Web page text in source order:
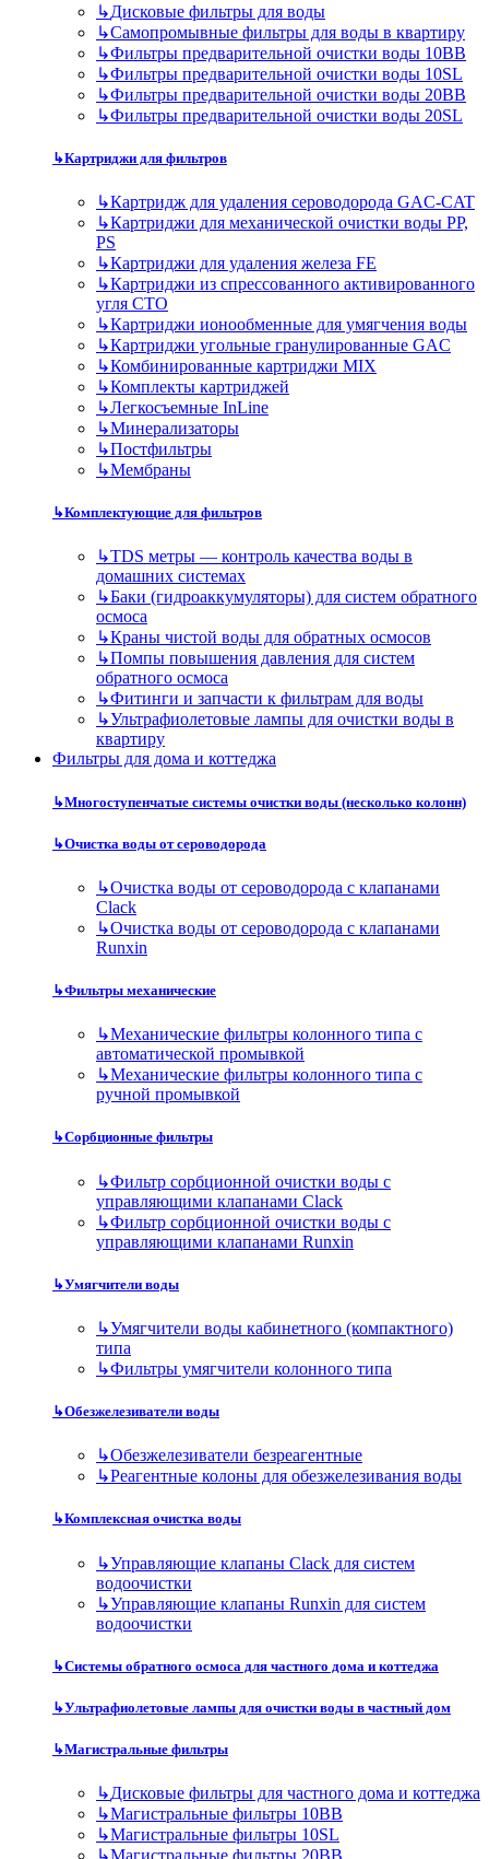
↳Дисковые фильтры для воды
↳Самопромывные фильтры для воды в квартиру
↳Фильтры предварительной очистки воды 10BB
↳Фильтры предварительной очистки воды 10SL
↳Фильтры предварительной очистки воды 20BB
↳Фильтры предварительной очистки воды 20SL
↳Картриджи для фильтров
↳Картридж для удаления сероводорода GAC-CAT
↳Картриджи для механической очистки воды PP,
PS
↳Картриджи для удаления железа FE
↳Картриджи из спрессованного активированного
угля CTO
↳Картриджи ионообменные для умягчения воды
↳Картриджи угольные гранулированные GAC
↳Комбинированные картриджи MIX
↳Комплекты картриджей
↳Легкосъемные InLine
↳Минерализаторы
↳Постфильтры
↳Мембраны
↳Комплектующие для фильтров
↳TDS метры — контроль качества воды в
домашних системах
↳Баки (гидроаккумуляторы) для систем обратного
осмоса
↳Краны чистой воды для обратных осмосов
↳Помпы повышения давления для систем
обратного осмоса
↳Фитинги и запчасти к фильтрам для воды
↳Ультрафиолетовые лампы для очистки воды в
квартиру
Фильтры для дома и коттеджа
↳Многоступенчатые системы очистки воды (несколько колонн)
↳Очистка воды от сероводорода
↳Очистка воды от сероводорода с клапанами
Clack
↳Очистка воды от сероводорода с клапанами
Runxin
↳Фильтры механические
↳Механические фильтры колонного типа с
автоматической промывкой
↳Механические фильтры колонного типа с
ручной промывкой
↳Сорбционные фильтры
↳Фильтр сорбционной очистки воды с
управляющими клапанами Clack
↳Фильтр сорбционной очистки воды с
управляющими клапанами Runxin
↳Умягчители воды
↳Умягчители воды кабинетного (компактного)
типа
↳Фильтры умягчители колонного типа
↳Обезжелезиватели воды
↳Обезжелезиватели безреагентные
↳Реагентные колоны для обезжелезивания воды
↳Комплексная очистка воды
↳Управляющие клапаны Clack для систем
водоочистки
↳Управляющие клапаны Runxin для систем
водоочистки
↳Системы обратного осмоса для частного дома и коттеджа
↳Ультрафиолетовые лампы для очистки воды в частный дом
↳Магистральные фильтры
↳Дисковые фильтры для частного дома и коттеджа
↳Магистральные фильтры 10BB
↳Магистральные фильтры 10SL